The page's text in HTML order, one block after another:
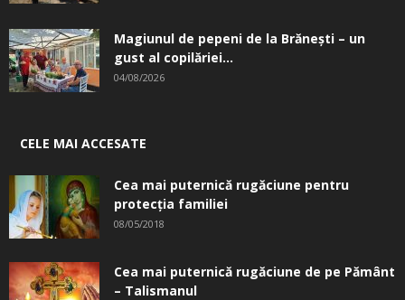
Magiunul de pepeni de la Brăneşti – un
gust al copilăriei...
04/08/2026
CELE MAI ACCESATE
Cea mai puternică rugăciune pentru
protecția familiei
08/05/2018
Cea mai puternică rugăciune de pe Pământ
– Talismanul